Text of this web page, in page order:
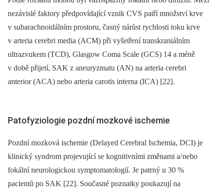
nezávislé faktory předpovídající vznik CVS patří množství krve
v subarachnoidálním prostoru, časný nárůst rychlosti toku krve
v arteria cerebri media (ACM) při vyšetření transkraniálním
ultrazvukem (TCD), Glasgow Coma Scale (GCS) 14 a méně
v době přijetí, SAK z aneuryzmatu (AN) na arteria cerebri
anterior (ACA) nebo arteria carotis interna (ICA) [22].
Patofyziologie pozdní mozkové ischemie
Pozdní mozková ischemie (Delayed Cerebral Ischemia, DCI) je
klinický syndrom projevující se kognitivními změnami a/ nebo
fokální neurologickou symptomatologií. Je patrný u 30 %
pacientů po SAK [22]. Současné poznatky poukazují na